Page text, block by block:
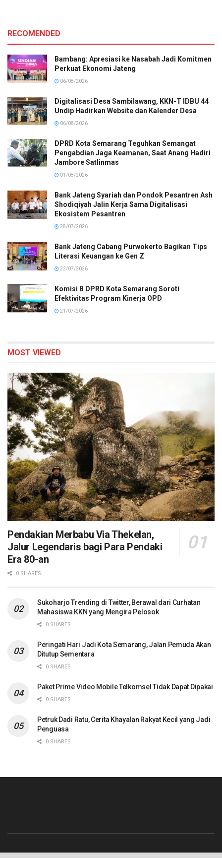
RECOMENDED
Bambang: Apresiasi ke Nasabah Jadi Komitmen
Perkuat Ekonomi Jateng
06/08/2026
Digitalisasi Desa Sambilawang, KKN-T IDBU 44
Undip Hadirkan Website dan Kalender Desa
06/08/2026
DPRD Kota Semarang Teguhkan Semangat
Pengabdian Jaga Keamanan, Saat Anang Hadiri
Jambore Satlinmas
01/08/2026
Bank Jateng Syariah dan Pondok Pesantren Ash
Shodiqiyah Jalin Kerja Sama Digitalisasi
Ekosistem Pesantren
28/07/2026
Bank Jateng Cabang Purwokerto Bagikan Tips
Literasi Keuangan ke Gen Z
22/07/2026
Komisi B DPRD Kota Semarang Soroti
Efektivitas Program Kinerja OPD
21/07/2026
MOST VIEWED
Pendakian Merbabu Via Thekelan,
Jalur Legendaris bagi Para Pendaki
Era 80-an
0 SHARES
Sukoharjo Trending di Twitter, Berawal dari Curhatan
Mahasiswa KKN yang Mengira Pelosok
0 SHARES
Peringati Hari Jadi Kota Semarang, Jalan Pemuda Akan
Ditutup Sementara
0 SHARES
Paket Prime Video Mobile Telkomsel Tidak Dapat Dipakai
0 SHARES
Petruk Dadi Ratu, Cerita Khayalan Rakyat Kecil yang Jadi
Penguasa
0 SHARES